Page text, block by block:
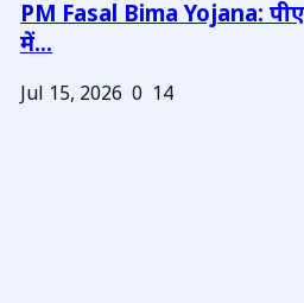
PM Fasal Bima Yojana:
में...
Jul 15, 2026 0 14